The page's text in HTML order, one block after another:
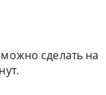
сделать на